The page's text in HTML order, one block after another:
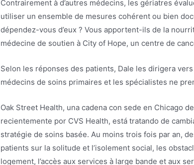
Contrairement à d’autres médecins, les gériatres
utiliser un ensemble de mesures cohérent ou bien
dépendez-vous d’eux ? Vous apportent-ils de la
médecine de soutien à City of Hope, un centre de
Selon les réponses des patients, Dale les dirigera
médecins de soins primaires et les spécialistes ne
Oak Street Health, una cadena con sede en Chicago
recientemente por CVS Health, está tratando de
stratégie de soins basée. Au moins trois fois par an,
patients sur la solitude et l’isolement social, les
logement, l’accès aux services à large bande et aux